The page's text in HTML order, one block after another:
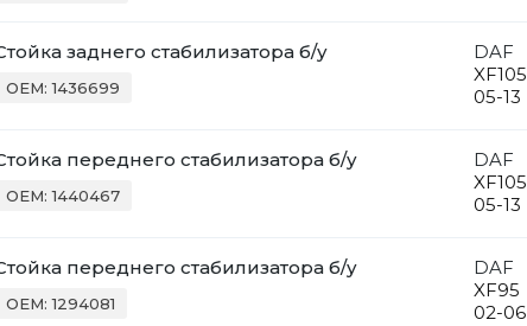
заднего стабилизатора б/у
OEM: 1436699
DAF
XF105
05-13
переднего стабилизатора б/у
OEM: 1440467
DAF
XF105
05-13
переднего стабилизатора б/у
OEM: 1294081
DAF
XF95
02-06